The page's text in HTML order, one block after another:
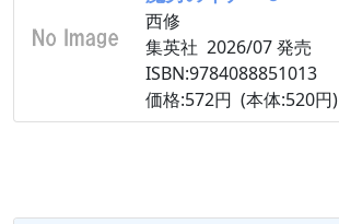
西修
集英社 2026/07 発売
ISBN:9784088851013
価格:572円 (本体:520円)